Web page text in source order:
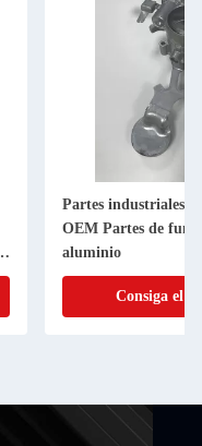
Partes industriales
OEM Partes de
aluminio
Consiga el